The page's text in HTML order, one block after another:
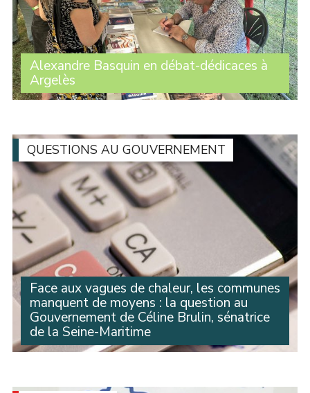
Alexandre Basquin en débat-dédicaces à
Argelès
Une centaine de personnes ont assisté à l’intervention
cadre de son festival à Argelès. À la (...)
QUESTIONS AU GOUVERNEMENT
Face aux vagues de chaleur, les communes
manquent de moyens : la question au
Gouvernement de Céline Brulin, sénatrice
de la Seine-Maritime
Lors des Questions au Gouvernement, la sénatrice